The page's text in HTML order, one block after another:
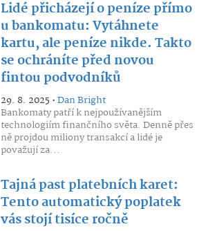
Lidé přicházejí o peníze přímo
u bankomatu: Vytáhnete
kartu, ale peníze nikde. Takto
se ochráníte před novou
fintou podvodníků
29. 8. 2025 •Dan Bright
Bankomaty patří k nejpoužívanějším
technologiím finančního světa. Denně přes
ně projdou miliony transakcí a lidé je
považují za...
Tajná past platebních karet:
Tento automatický poplatek
vás stojí tisíce ročně